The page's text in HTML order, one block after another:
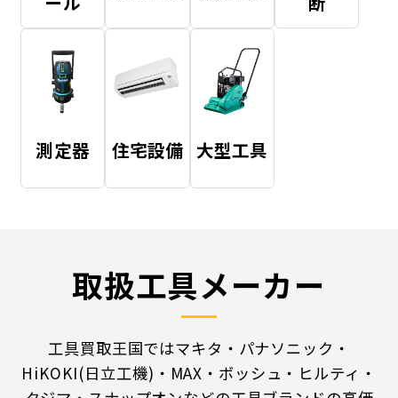
測定器 住宅設備 大型工具
取扱工具メーカー
工具買取王国ではマキタ・パナソニック・
HiKOKI(日立工機)・MAX・ボッシュ・ヒルティ・